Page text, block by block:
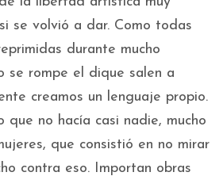
se volvió a dar. Como todas
durante mucho
se rompe el dique salen a
creamos un lenguaje propio.
que no hacía casi nadie, mucho
que consistió en no mirar
contra eso. Importan obras